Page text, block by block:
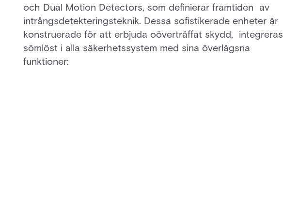
och Dual Motion Detectors, som definierar framtiden av
intrångsdetekteringsteknik. Dessa sofistikerade enheter är
konstruerade för att erbjuda oöverträffat skydd, integreras
sömlöst i alla säkerhetssystem med sina överlägsna
funktioner: